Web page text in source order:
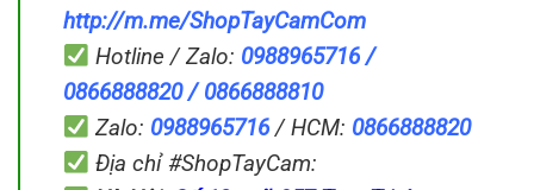
http://m.me/ShopTayCamCom
Hotline / Zalo: 0988965716 /
0866888820 / 0866888810
Zalo: 0988965716 / HCM: 0866888820
Địa chỉ #ShopTayCam: